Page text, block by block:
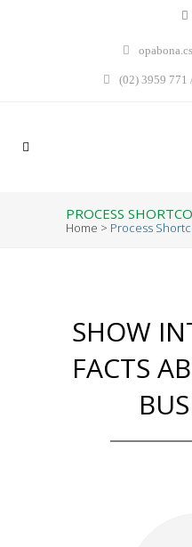
(02) 3959 771
PROCESS
Home > Process
SHOW
FACTS